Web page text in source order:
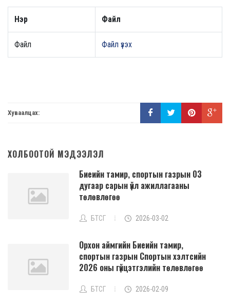
Нэр Файл
Файл Файл үзэх
Хуваалцах:
ХОЛБООТОЙ МЭДЭЭЛЭЛ
Биеийн тамир, спортын газрын 03
дугаар сарын үйл ажиллагааны
төлөвлөгөө
БТСГ 2026-03-02
Орхон аймгийн Биеийн тамир,
спортын газрын Спортын хэлтсийн
2026 оны гүйцэтгэлийн төлөвлөгөө
БТСГ 2026-02-09